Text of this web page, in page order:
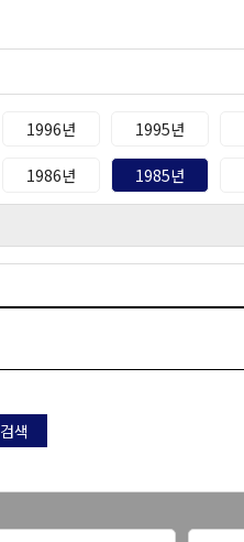
1996년 1995년
1986년 1985년
검색